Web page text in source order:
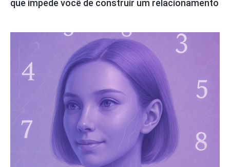
que impede você de construir um relacionamento